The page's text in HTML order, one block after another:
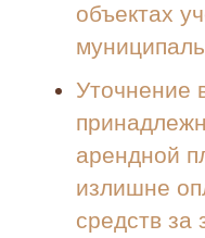
объектах
Уточнение
арендной
излишне
средств за